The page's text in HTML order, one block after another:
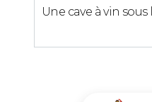
Une cave à vin sous